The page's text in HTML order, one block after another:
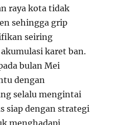
raya kota tidak
sehingga grip
seiring
karet ban.
bulan Mei
dengan
selalu mengintai
siap dengan strategi
menghadapi